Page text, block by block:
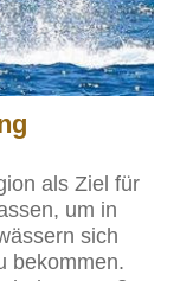
als Ziel für
um in
sich
bekommen.